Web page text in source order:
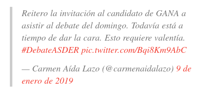
Reitero la invitación al candidato de GANA a
asistir al debate del domingo. Todavía está a
tiempo de dar la cara. Esto requiere valentía.
#DebateASDER pic.twitter.com/Bqi8Km9AbC
— Carmen Aída Lazo (@carmenaidalazo) 9 de
enero de 2019